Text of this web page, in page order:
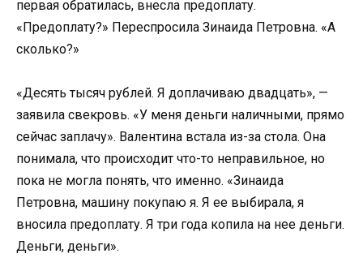
первая обратилась, внесла предоплату.
«Предоплату?» Переспросила Зинаида Петровна. «А
сколько?»
«Десять тысяч рублей. Я доплачиваю двадцать», —
заявила свекровь. «У меня деньги наличными, прямо
сейчас заплачу». Валентина встала из-за стола. Она
понимала, что происходит что-то неправильное, но
пока не могла понять, что именно. «Зинаида
Петровна, машину покупаю я. Я ее выбирала, я
вносила предоплату. Я три года копила на нее деньги.
Деньги, деньги».